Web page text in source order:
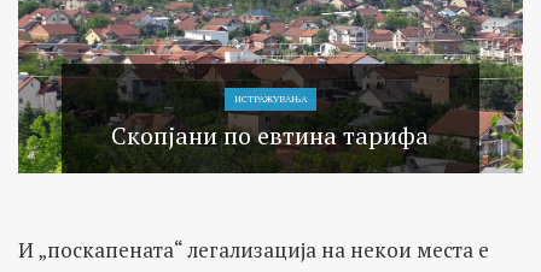
ИСТРАЖУВАЊA
Скопјани по евтина тарифа
И „поскапената“ легализација на некои места е